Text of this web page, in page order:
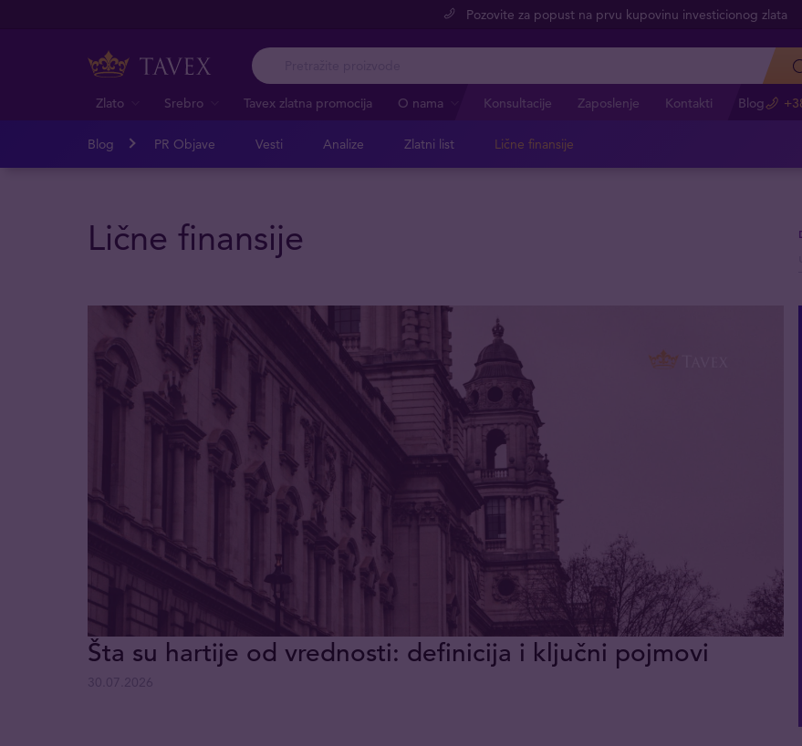
Pozovite za popust na prvu kupovinu investicionog zlata
Zlato Srebro Tavex zlatna promocija O nama Konsultacije Zaposlenje Kontakti Blog
Blog PR Objave Vesti Analize Zlatni list Lične finansije
Lične finansije
Šta su hartije od vrednosti: definicija i ključni pojmovi